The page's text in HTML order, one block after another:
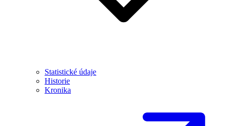
Statistické údaje
Historie
Kronika